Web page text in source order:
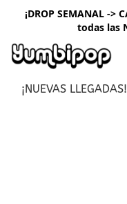
¡DROP SEMANAL ->
todas las
¡NUEVAS